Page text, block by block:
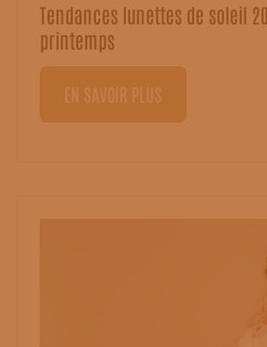
Tendances lunettes de soleil
printemps
EN SAVOIR PLUS